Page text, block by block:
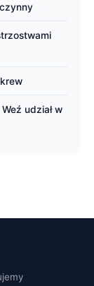
udział w